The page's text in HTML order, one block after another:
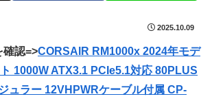
2025.10.09
確認=>CORSAIR RM1000x 2024年モデ
1000W ATX3.1 PCIe5.1対応 80PLUS
ュラー 12VHPWRケーブル付属 CP-